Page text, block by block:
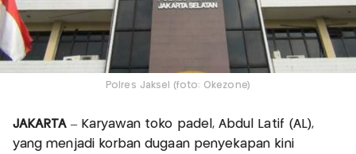
Polres Jaksel (foto: Okezone)
JAKARTA– Karyawan toko padel, Abdul Latif (AL),
yang menjadi korban dugaan penyekapan kini